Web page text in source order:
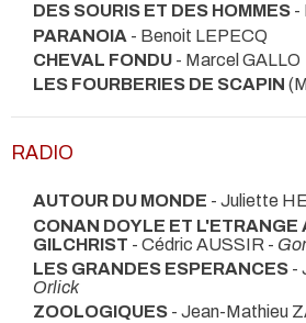
DES SOURIS ET DES HOMMES -
PARANOIA - Benoit LEPECQ
CHEVAL FONDU - Marcel GALLO
LES FOURBERIES DE SCAPIN
RADIO
AUTOUR DU MONDE - Juliette
CONAN DOYLE ET L'ETRANGE
GILCHRIST - Cédric AUSSIR -
LES GRANDES ESPERANCES -
Orlick
ZOOLOGIQUES - Jean-Mathieu